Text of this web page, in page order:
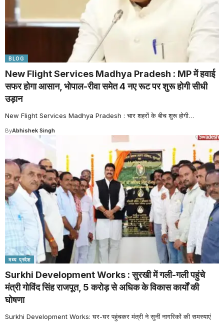
BLOG
New Flight Services Madhya Pradesh : MP में हवाई
सफर होगा आसान, भोपाल-रीवा समेत 4 नए रूट पर शुरू होगी सीधी
उड़ान
New Flight Services Madhya Pradesh : चार शहरों के बीच शुरू होगी…
ByAbhishek Singh
मध्य प्रदेश
Surkhi Development Works : सुरखी में गली-गली पहुंचे
मंत्री गोविंद सिंह राजपूत, 5 करोड़ से अधिक के विकास कार्यों की
घोषणा
Surkhi Development Works: घर-घर पहुंचकर मंत्री ने सुनीं नागरिकों की समस्याएं